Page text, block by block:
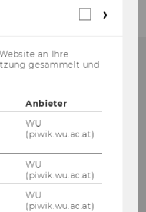
an Ihre
gesammelt und
Anbieter
WU
(piwik.wu.ac.at)
WU
(piwik.wu.ac.at)
WU
(piwik.wu.ac.at)